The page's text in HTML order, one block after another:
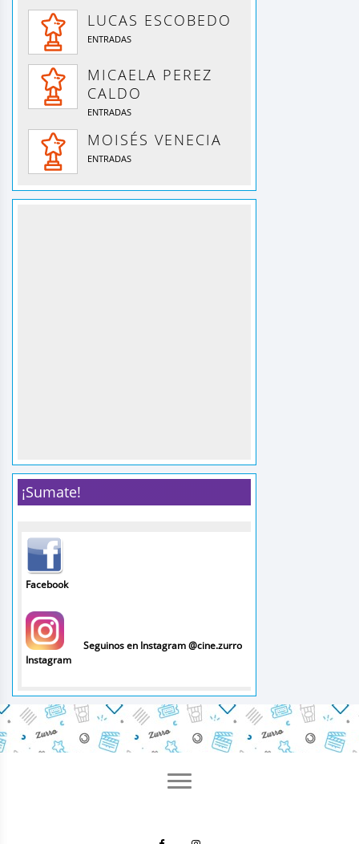
LUCAS ESCOBEDO
ENTRADAS
MICAELA PEREZ
CALDO
ENTRADAS
MOISÉS VENECIA
ENTRADAS
¡Sumate!
Facebook
Instagram
Seguinos en Instagram @cine.zurro